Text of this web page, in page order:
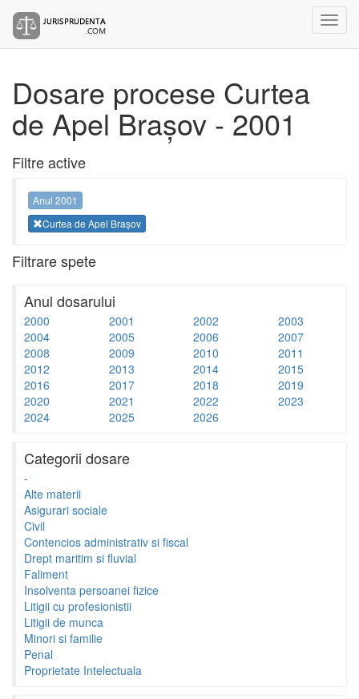
Dosare procese Curtea
de Apel Brașov - 2001
Filtre active
Anul 2001
Curtea de Apel Brașov
Filtrare spete
Anul dosarului
2000 2001 2002
2003
2004
2005 2006
2007
2008
2009 2010
2011
2012
2013 2014
2015
2016
2017 2018
2019
2020
2021 2022
2023
2024
2025 2026
Categorii dosare
-
Alte materii
Asigurari sociale
Civil
Contencios administrativ si fiscal
Drept maritim si fluvial
Faliment
Insolventa persoanei fizice
Litigii cu profesionistii
Litigii de munca
Minori si familie
Penal
Proprietate Intelectuala